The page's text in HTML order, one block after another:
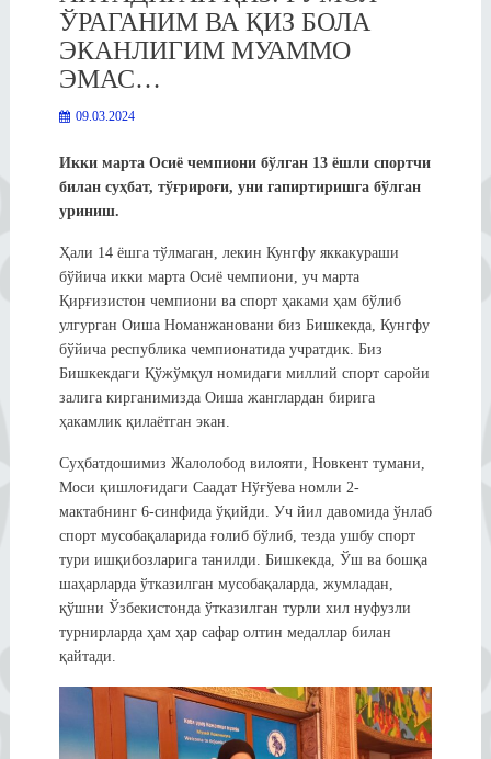
ЎРАГАНИМ ВА ҚИЗ БОЛА
ЭКАНЛИГИМ МУАММО
ЭМАС…
09.03.2024
Икки марта Осиё чемпиони бўлган 13 ёшли спортчи
билан суҳбат, тўғрироғи, уни гапиртиришга бўлган
уриниш.
Ҳали 14 ёшга тўлмаган, лекин Кунгфу яккакураши
бўйича икки марта Осиё чемпиони, уч марта
Қирғизистон чемпиони ва спорт ҳаками ҳам бўлиб
улгурган Оиша Номанжановани биз Бишкекда, Кунгфу
бўйича республика чемпионатида учратдик. Биз
Бишкекдаги Қўжўмқул номидаги миллий спорт саройи
залига кирганимизда Оиша жанглардан бирига
ҳакамлик қилаётган экан.
Суҳбатдошимиз Жалолобод вилояти, Новкент тумани,
Моси қишлоғидаги Саадат Нўғўева номли 2-
мактабнинг 6-синфида ўқийди. Уч йил давомида ўнлаб
спорт мусобақаларида ғолиб бўлиб, тезда ушбу спорт
тури ишқибозларига танилди. Бишкекда, Ўш ва бошқа
шаҳарларда ўтказилган мусобақаларда, жумладан,
қўшни Ўзбекистонда ўтказилган турли хил нуфузли
турнирларда ҳам ҳар сафар олтин медаллар билан
қайтади.